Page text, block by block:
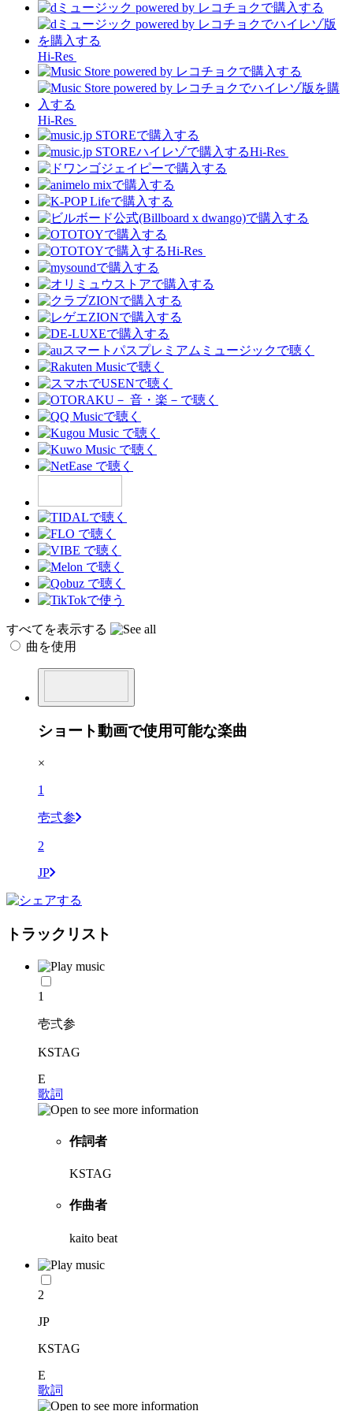
Hi-Res
Hi-Res
Hi-Res
Hi-Res
すべてを表示する
曲を使用
ショート動画で使用可能な楽曲
×
1
壱弍参
2
JP
トラックリスト
1
壱弍参
KSTAG
E
歌詞
作詞者
KSTAG
作曲者
kaito beat
2
JP
KSTAG
E
歌詞